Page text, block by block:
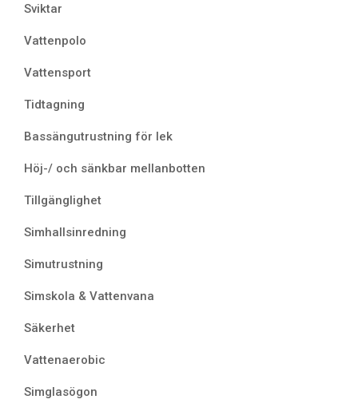
Sviktar
Vattenpolo
Vattensport
Tidtagning
Bassängutrustning för lek
Höj-/ och sänkbar mellanbotten
Tillgänglighet
Simhallsinredning
Simutrustning
Simskola & Vattenvana
Säkerhet
Vattenaerobic
Simglasögon